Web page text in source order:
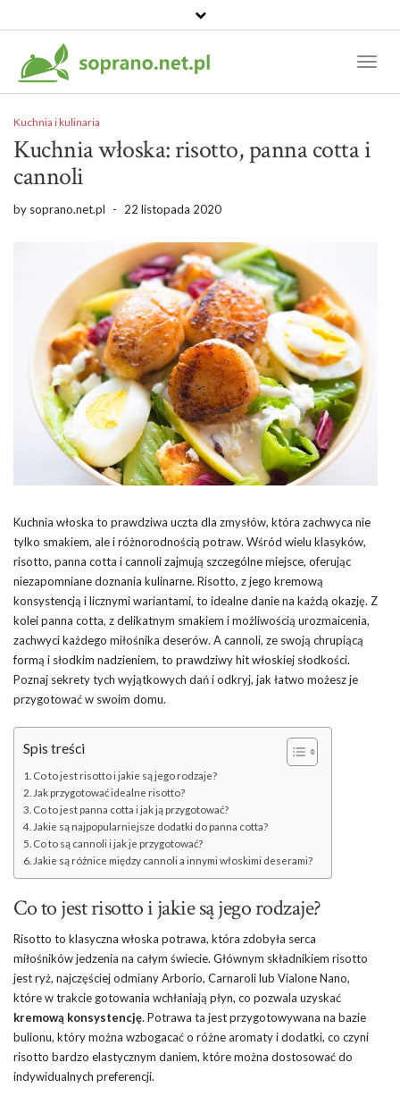
Kuchnia i kulinaria
Kuchnia włoska: risotto, panna cotta i
cannoli
by soprano.net.pl - 22 listopada 2020
Kuchnia włoska to prawdziwa uczta dla zmysłów, która zachwyca nie
tylko smakiem, ale i różnorodnością potraw. Wśród wielu klasyków,
risotto, panna cotta i cannoli zajmują szczególne miejsce, oferując
niezapomniane doznania kulinarne. Risotto, z jego kremową
konsystencją i licznymi wariantami, to idealne danie na każdą okazję. Z
kolei panna cotta, z delikatnym smakiem i możliwością urozmaicenia,
zachwyci każdego miłośnika deserów. A cannoli, ze swoją chrupiącą
formą i słodkim nadzieniem, to prawdziwy hit włoskiej słodkości.
Poznaj sekrety tych wyjątkowych dań i odkryj, jak łatwo możesz je
przygotować w swoim domu.
Spis treści
Co to jest risotto i jakie są jego rodzaje?
Jak przygotować idealne risotto?
Co to jest panna cotta i jak ją przygotować?
Jakie są najpopularniejsze dodatki do panna cotta?
Co to są cannoli i jak je przygotować?
Jakie są różnice między cannoli a innymi włoskimi deserami?
Co to jest risotto i jakie są jego rodzaje?
Risotto to klasyczna włoska potrawa, która zdobyła serca
miłośników jedzenia na całym świecie. Głównym składnikiem risotto
jest ryż, najczęściej odmiany Arborio, Carnaroli lub Vialone Nano,
które w trakcie gotowania wchłaniają płyn, co pozwala uzyskać
kremową konsystencję. Potrawa ta jest przygotowywana na bazie
bulionu, który można wzbogacać o różne aromaty i dodatki, co czyni
risotto bardzo elastycznym daniem, które można dostosować do
indywidualnych preferencji.